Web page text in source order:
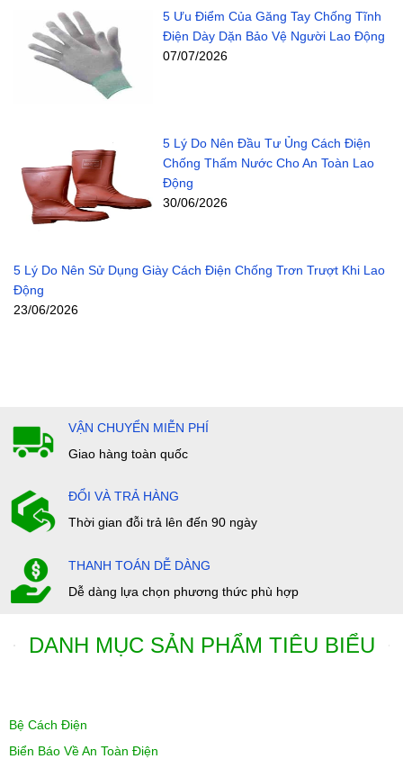
5 Ưu Điểm Của Găng Tay Chống Tĩnh
Điện Dày Dặn Bảo Vệ Người Lao Động
07/07/2026
5 Lý Do Nên Đầu Tư Ủng Cách Điện
Chống Thấm Nước Cho An Toàn Lao
Động
30/06/2026
5 Lý Do Nên Sử Dụng Giày Cách Điện Chống Trơn Trượt Khi Lao
Động
23/06/2026
VẬN CHUYỂN MIỄN PHÍ
Giao hàng toàn quốc
ĐỔI VÀ TRẢ HÀNG
Thời gian đỗi trả lên đến 90 ngày
THANH TOÁN DỄ DÀNG
Dễ dàng lựa chọn phương thức phù hợp
DANH MỤC SẢN PHẨM TIÊU BIỂU
Bệ Cách Điện
Biển Báo Về An Toàn Điện